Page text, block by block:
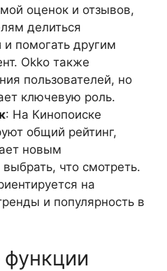
оценок и отзывов,
делиться
и помогать другим
Okko также
пользователей, но
ключевую роль.
: На Кинопоиске
общий рейтинг,
новым
что смотреть.
на
и популярность в